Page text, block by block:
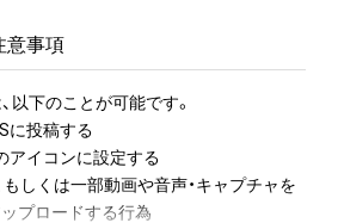
意事項
以下のことが可能です。
に投稿する
アイコンに設定する
もしくは一部動画や音声・キャプチャを
プロードする行為